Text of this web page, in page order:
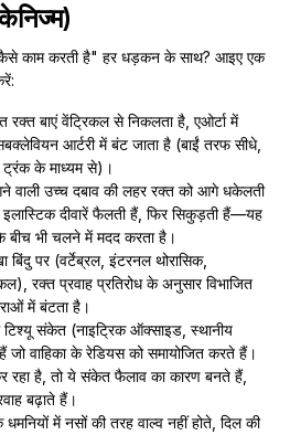
कैसे काम करती है" हर धड़कन के साथ? आइए एक
बाएं वेंट्रिकल से निकलता है, एओर्टा में
आर्टरी में बंट जाता है (बाईं तरफ सीधे,
के माध्यम से)।
वाली उच्च दबाव की लहर रक्त को आगे धकेलती
दीवारें फैलती हैं, फिर सिकुड़ती हैं—यह
बीच भी चलने में मदद करता है।
बिंदु पर (वर्टेब्रल, इंटरनल थोरासिक,
रक्त प्रवाह प्रतिरोध के अनुसार विभाजित
में बंटता है।
टिश्यू संकेत (नाइट्रिक ऑक्साइड, स्थानीय
जो वाहिका के रेडियस को समायोजित करते हैं।
रहा है, तो ये संकेत फैलाव का कारण बनते हैं,
बढ़ाते हैं।
में नसों की तरह वाल्व नहीं होते, दिल की